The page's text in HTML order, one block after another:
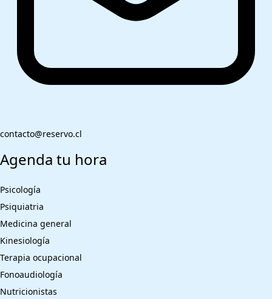
contacto@reservo.cl
Agenda tu hora
Psicología
Psiquiatria
Medicina general
Kinesiología
Terapia ocupacional
Fonoaudiología
Nutricionistas